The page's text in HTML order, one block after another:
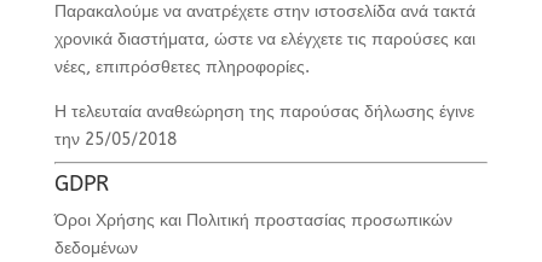
Παρακαλούμε να ανατρέχετε στην ιστοσελίδα ανά τακτά
χρονικά διαστήματα, ώστε να ελέγχετε τις παρούσες και
νέες, επιπρόσθετες πληροφορίες.
Η τελευταία αναθεώρηση της παρούσας δήλωσης έγινε
την 25/05/2018
GDPR
Όροι Χρήσης και Πολιτική προστασίας προσωπικών
δεδομένων